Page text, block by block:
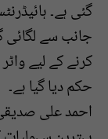
گئی ہے۔
جانب سے لگائی
کرنے کے لیے
حکم دیا گیا ہے۔
احمد علی